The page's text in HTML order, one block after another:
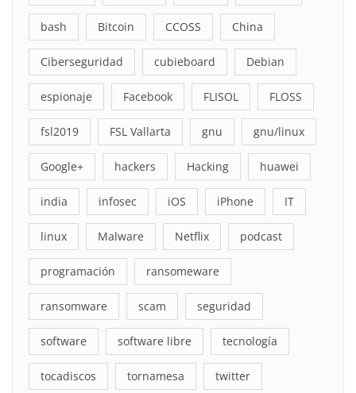
bash Bitcoin CCOSS China
Ciberseguridad cubieboard Debian
espionaje Facebook FLISOL FLOSS
fsl2019 FSL Vallarta gnu gnu/linux
Google+ hackers Hacking huawei
india infosec iOS iPhone IT
linux Malware Netflix podcast
programación ransomeware
ransomware scam seguridad
software software libre tecnología
tocadiscos tornamesa twitter